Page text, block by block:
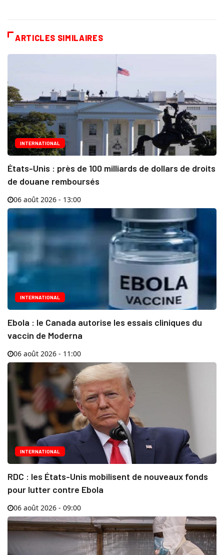
ARTICLES SIMILAIRES
INTERNATIONAL
États-Unis : près de 100 milliards de dollars de droits
de douane remboursés
06 août 2026 - 13:00
INTERNATIONAL
Ebola : le Canada autorise les essais cliniques du
vaccin de Moderna
06 août 2026 - 11:00
INTERNATIONAL
RDC : les États-Unis mobilisent de nouveaux fonds
pour lutter contre Ebola
06 août 2026 - 09:00